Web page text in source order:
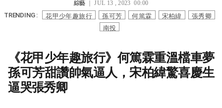
綜藝｜ JUL 13 , 2023 00:00
TRENDING : 花甲少年趣旅行 孫可芳 何篤霖 宋柏緯
張秀卿
南投
《花甲少年趣旅行》何篤霖重溫檔車夢
孫可芳甜讚帥氣逼人，宋柏緯驚喜慶生
逼哭張秀卿